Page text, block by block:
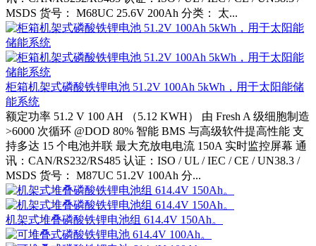
MSDS 货号： M68UC 25.6V 200Ah 分类： 太...
柜箱机架式磷酸铁锂电池 51.2V 100Ah 5kWh，用于太阳能储
能系统
额定功率 51.2 V 100 AH （5.12 KWH） 由 Fresh A 级细胞制造
>6000 次循环 @DOD 80% 智能 BMS 与高级软件提高性能 支
持多达 15 个电池并联 最大充放电电流 150A 实时监控屏幕 通
讯：CAN/RS232/RS485 认证：ISO / UL / IEC / CE / UN38.3 /
MSDS 货号： M87UC 51.2V 100Ah 分...
机架式堆叠磷酸铁锂电池组 614.4V 150Ah。